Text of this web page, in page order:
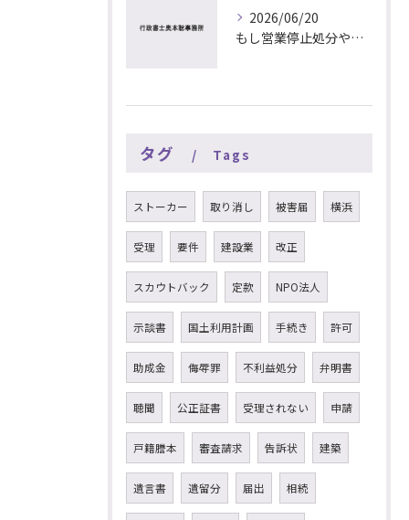
2026/06/20
もし営業停止処分や許認可の取り消し処分を受けたら……行政書士が解説
タグ Tags
ストーカー 取り消し 被害届 横浜
受理 要件 建設業 改正
スカウトバック 定款 NPO法人
示談書 国土利用計画 手続き 許可
助成金 侮辱罪 不利益処分 弁明書
聴聞 公正証書 受理されない 申請
戸籍謄本 審査請求 告訴状 建築
遺言書 遺留分 届出 相続